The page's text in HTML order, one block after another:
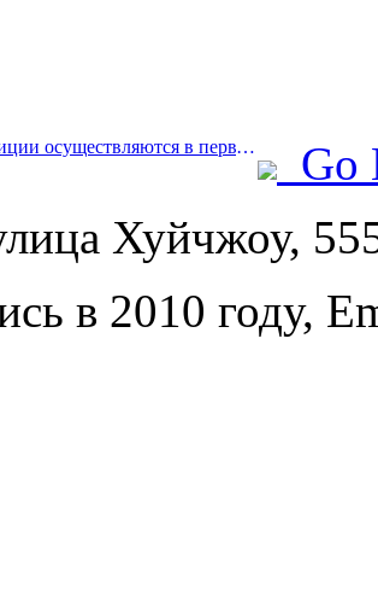
Prev:Инвестиции осуществляются в первую очередь, а отели среднего и высокого класса уже прошли стадию спекуляций.
Go
Хуйчжоу,
в 2010 году,